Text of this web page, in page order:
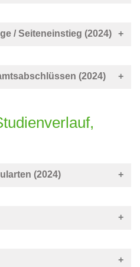
/ Seiteneinstieg (2024)
(2024)
(2024)